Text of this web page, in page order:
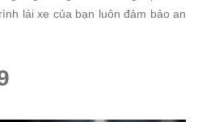
lái xe của bạn luôn đảm bảo an